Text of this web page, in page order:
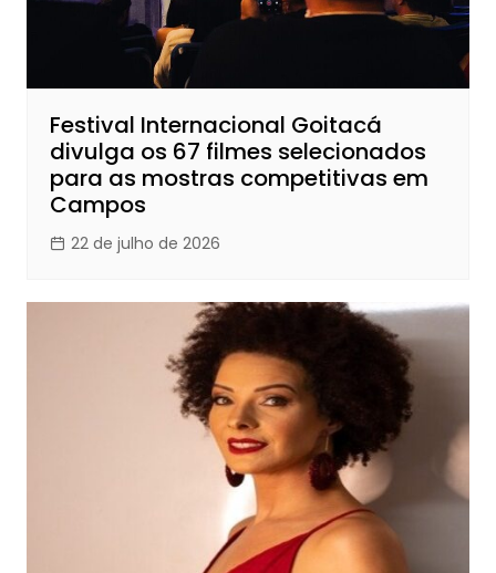
Festival Internacional Goitacá
divulga os 67 filmes selecionados
para as mostras competitivas em
Campos
22 de julho de 2026